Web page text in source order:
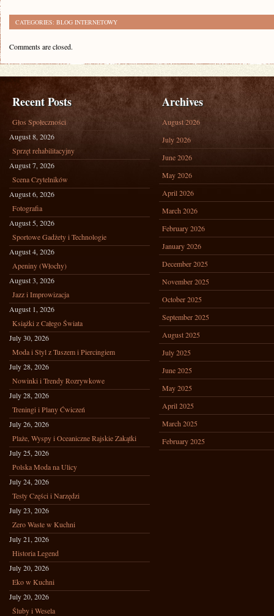
CATEGORIES: BLOG INTERNETOWY
Comments are closed.
Recent Posts
Głos Społeczności
August 8, 2026
Sprzęt rehabilitacyjny
August 7, 2026
Scena Czytelników
August 6, 2026
Fotografia
August 5, 2026
Sportowe Gadżety i Technologie
August 4, 2026
Apeniny (Włochy)
August 3, 2026
Jazz i Improwizacja
August 1, 2026
Książki z Całego Świata
July 30, 2026
Moda i Styl z Tuszem i Piercingiem
July 28, 2026
Nowinki i Trendy Rozrywkowe
July 28, 2026
Treningi i Plany Ćwiczeń
July 26, 2026
Plaże, Wyspy i Oceaniczne Rajskie Zakątki
July 25, 2026
Polska Moda na Ulicy
July 24, 2026
Testy Części i Narzędzi
July 23, 2026
Zero Waste w Kuchni
July 21, 2026
Historia Legend
July 20, 2026
Eko w Kuchni
July 20, 2026
Śluby i Wesela
Archives
August 2026
July 2026
June 2026
May 2026
April 2026
March 2026
February 2026
January 2026
December 2025
November 2025
October 2025
September 2025
August 2025
July 2025
June 2025
May 2025
April 2025
March 2025
February 2025